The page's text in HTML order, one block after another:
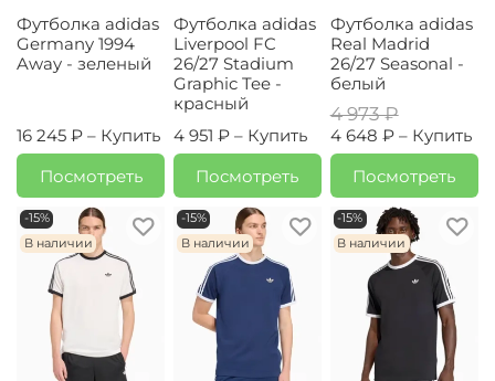
Футболка adidas
Germany 1994
Away - зеленый
16 245 ₽ – Купить
Посмотреть
Футболка adidas
Liverpool FC
26/27 Stadium
Graphic Tee -
красный
4 951 ₽ – Купить
Посмотреть
Футболка adidas
Real Madrid
26/27 Seasonal -
белый
4 973 ₽
4 648 ₽ – Купить
Посмотреть
-15%
В наличии
-15%
В наличии
-15%
В наличии